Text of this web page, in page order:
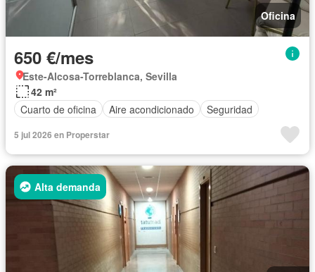
Oficina
650 €/mes
Este-Alcosa-Torreblanca, Sevilla
42 m²
Cuarto de oficina
Aire acondicionado Seguridad
5 jul 2026 en Properstar
Alta demanda